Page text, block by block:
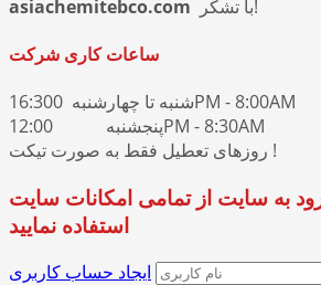
asiachemitebco.com
با تشکر!
ساعات کاری شرکت
شنبه تا چهارشنبه 16:300PM - 8:00AM
پنجشنبه 12:00PM - 8:30AM
روزهای تعطیل فقط به صورت تیکت !
به سایت از تمامی امکانات سایت
استفاده نمایید
ایجاد حساب کاربری